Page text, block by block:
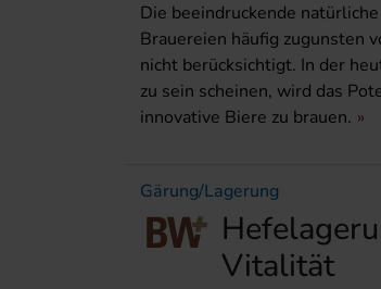
Die beeindruckende
Brauereien häufig zugunsten
nicht berücksichtigt. In der
zu sein scheinen, wird das
innovative Biere zu brauen.
Gärung/Lagerung
Vitalität